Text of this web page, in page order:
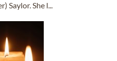
Saylor. She l...